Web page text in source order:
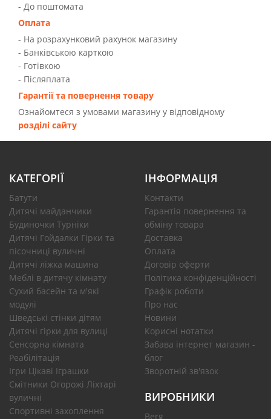
- До поштомата
Оплата
- На розрахунковий рахунок магазину
- Банківською карткою
- Готівкою
- Післяплата
Гарантії та повернення товару
Ознайомтеся з умовами магазину у відповідному
розділі сайту
КАТЕГОРІЇ
Батути
Дитячі майданчики
Будиночки Турніки
Дитячі Гойдалки Гірки та
пісочниці вуличні
Дитячі ліжка машина
Меблі в дитячу кімнату
Сухий басейн та м'які
модулі
Шведські стінки дітям
Дитячі гірки для вулиці
Сенсорна кімната
Реабілітація
Ігри Цікаві Іграшки
Смітники Огорожі Ліхтарі
вуличні
Спортивні захоплення
ІНФОРМАЦІЯ
Контакти
Гарантія повернення та
обміну товара
Доставка
Оплата
Договір оферти
Політика конфіденційності
Графік роботи
Про нас
Новини
Корисні нотатки
Забава інтернет магазин -
блог
Зворотній зв'язок
ВИРОБНИКИ
Berg